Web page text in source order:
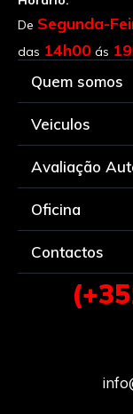
De Segunda-
das 14h00 ás
Quem somos
Veiculos
Avaliação
Oficina
Contactos